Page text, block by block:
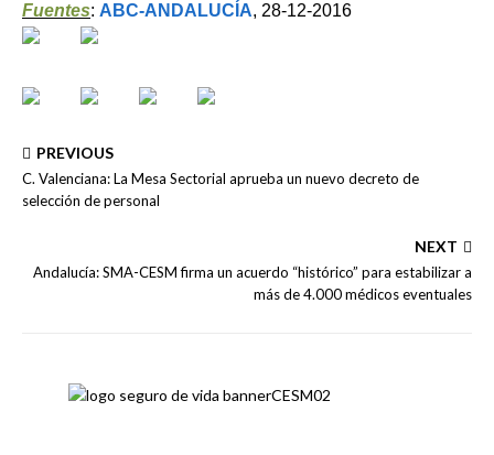
Fuentes: ABC-ANDALUCÍA, 28-12-2016
PREVIOUS
C. Valenciana: La Mesa Sectorial aprueba un nuevo decreto de
selección de personal
NEXT
Andalucía: SMA-CESM firma un acuerdo “histórico” para estabilizar a
más de 4.000 médicos eventuales